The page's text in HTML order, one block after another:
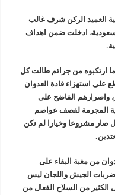
العميد الركن شرف غالب
سعودية، ادخلت ضمن اهداف
ارتكبوه من جرائم طالت كل
على استهزاء قادة العدوان
واصرارهم الفاضح على
المجرمة لقصف عواصم
صار مشروعا وخيارا لم نكن
من مغبة البقاء على
ضربات الجيش واللجان ليس
من السلاح الفعال من